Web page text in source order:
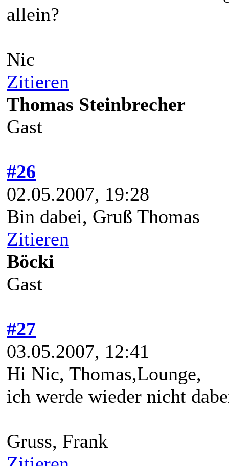
allein?
Nic
Zitieren
Thomas Steinbrecher
Gast
#26
02.05.2007, 19:28
Bin dabei, Gruß Thomas
Zitieren
Böcki
Gast
#27
03.05.2007, 12:41
Hi Nic, Thomas,Lounge,
ich werde wieder nicht
Gruss, Frank